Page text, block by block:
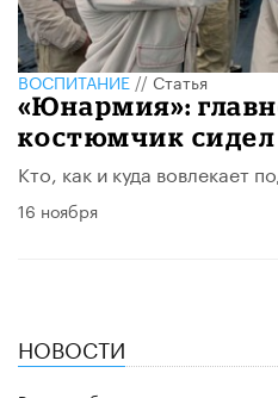
ВОСПИТАНИЕ//Статья
«Юнармия»:
костюмчик сидел
Кто, как и куда вовлекает
16 ноября
НОВОСТИ